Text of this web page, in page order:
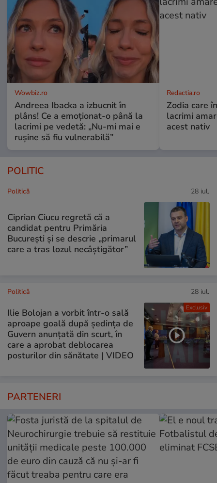
Wowbiz.ro
Andreea Ibacka a izbucnit în
plâns! Ce a emoționat-o până la
lacrimi pe vedetă: „Nu-mi mai e
rușine să fiu vulnerabilă”
Redactia.ro
Zodia care
lacrimi
acest nativ
POLITIC
Politică 28 iul.
Ciprian Ciucu regretă că a
candidat pentru Primăria
București și se descrie „primarul
care a tras lozul necâștigător”
Exclusiv
Politică 28 iul.
Ilie Bolojan a vorbit într-o sală
aproape goală după ședința de
Guvern anunțată din scurt, în
care a aprobat deblocarea
posturilor din sănătate | VIDEO
PARTENERI